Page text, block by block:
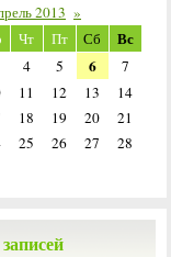
2013 »
Чт Пт Сб Вс
4 5 6
7
11 12 13
14
18 19 20
21
25 26 27 28